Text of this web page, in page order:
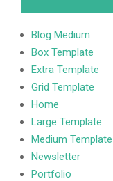
Blog Medium
Box Template
Extra Template
Grid Template
Home
Large Template
Medium Template
Newsletter
Portfolio